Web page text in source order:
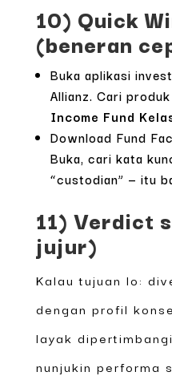
10) Quick
(beneran
Buka aplikasi
Allianz. Cari produk
Income Fund
Download Fund
Buka, cari kata
“custodian” — itu
11) Verdict
jujur)
Kalau tujuan lo:
dengan profil
layak
nunjukin performa